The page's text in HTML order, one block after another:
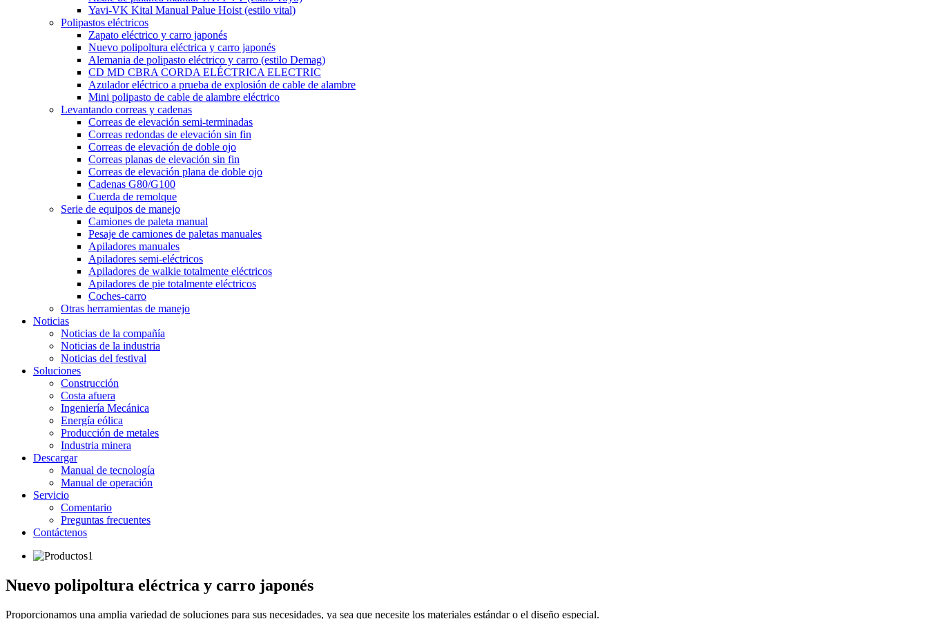
Yavi-VK Kital Manual Palue Hoist (estilo vital)
Polipastos eléctricos
Zapato eléctrico y carro japonés
Nuevo polipoltura eléctrica y carro japonés
Alemania de polipasto eléctrico y carro (estilo Demag)
CD MD CBRA CORDA ELÉCTRICA ELECTRIC
Azulador eléctrico a prueba de explosión de cable de alambre
Mini polipasto de cable de alambre eléctrico
Levantando correas y cadenas
Correas de elevación semi-terminadas
Correas redondas de elevación sin fin
Correas de elevación de doble ojo
Correas planas de elevación sin fin
Correas de elevación plana de doble ojo
Cadenas G80/G100
Cuerda de remolque
Serie de equipos de manejo
Camiones de paleta manual
Pesaje de camiones de paletas manuales
Apiladores manuales
Apiladores semi-eléctricos
Apiladores de walkie totalmente eléctricos
Apiladores de pie totalmente eléctricos
Coches-carro
Otras herramientas de manejo
Noticias
Noticias de la compañía
Noticias de la industria
Noticias del festival
Soluciones
Construcción
Costa afuera
Ingeniería Mecánica
Energía eólica
Producción de metales
Industria minera
Descargar
Manual de tecnología
Manual de operación
Servicio
Comentario
Preguntas frecuentes
Contáctenos
Nuevo polipoltura eléctrica y carro japonés
Proporcionamos una amplia variedad de soluciones para sus necesidades, ya sea que necesite los materiales estándar o el diseño especial.